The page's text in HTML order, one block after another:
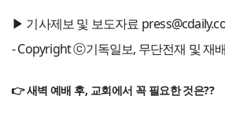
▶ 기사제보 및 보도자료
- Copyright ⓒ기독일보, 무단전재 및 재
👉 새벽 예배 후, 교회에서 꼭 필요한 것은??